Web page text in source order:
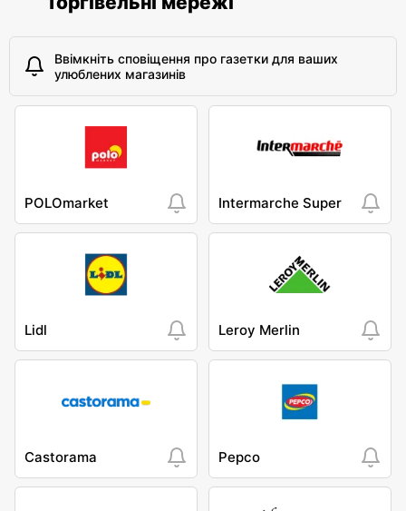
Ввімкніть сповіщення про газетки для ваших
улюблених магазинів
POLOmarket Intermarche Super
Lidl Leroy Merlin
Castorama Pepco